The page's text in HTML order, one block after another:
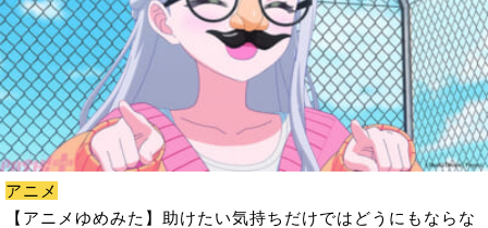
アニメ
【アニメゆめみた】助けたい気持ちだけではどうにもならな